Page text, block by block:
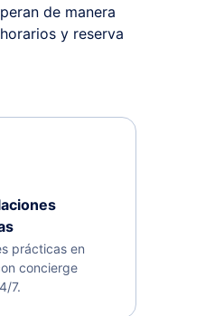
de manera
y reserva
prácticas en
concierge
7.